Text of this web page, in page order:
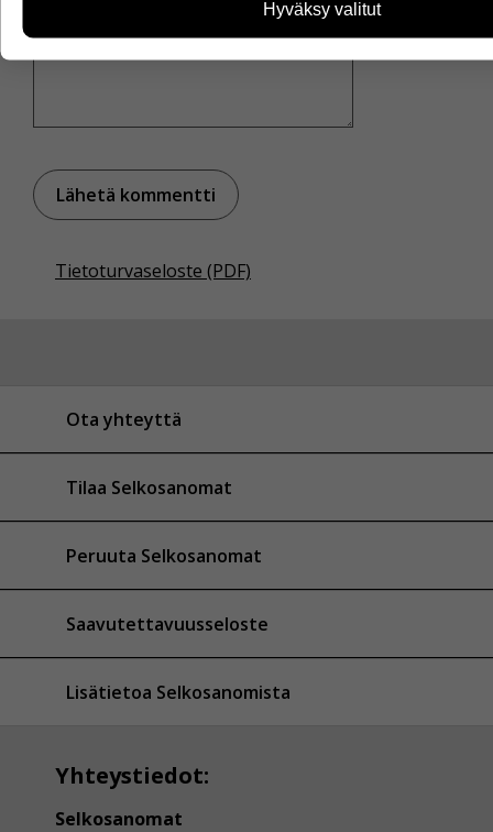
Tietoturvaseloste (PDF)
Ota yhteyttä
Tilaa Selkosanomat
Peruuta Selkosanomat
Saavutettavuusseloste
Lisätietoa Selkosanomista
Yhteystiedot:
Selkosanomat
yhdistää yksittäiseen käyttäjään.
Hyväksy valitut